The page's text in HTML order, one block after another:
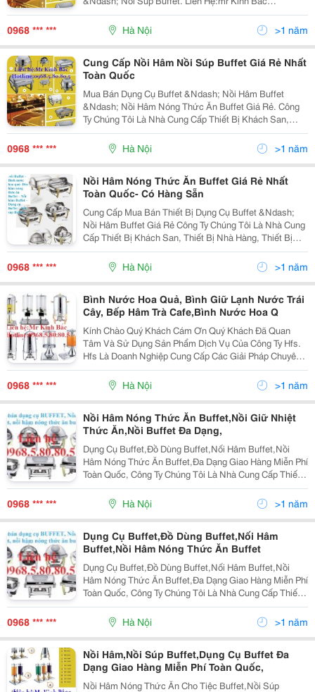
Hotline:0968.5.80.80.5 Skype:kinhbac_Hfs88
Gmail:kinhbac100188@Gmail.com Công Ty Cp Giả
0968 *** *** Hà Nội >1 năm
Cung Cấp Nồi Hâm Nồi Súp Buffet Giá Rẻ Nhất
Toàn Quốc
Mua Bán Dụng Cụ Buffet &Ndash; Nồi Hâm Buffet
&Ndash; Nồi Hâm Nóng Thức Ăn Buffet Giá Rẻ. Công
Ty Chúng Tôi Là Nhà Cung Cấp Thiết Bị Khách San,
Thiết Bị Nhà Hàng, Thiết Bị Dụng Cụ Bếp Thiết Bị Dụng
Cụ Buffet , Thiết Bị Tiền Sảnh, Thiết Bị Buồn
0968 *** *** Hà Nội >1 năm
Nồi Hâm Nóng Thức Ăn Buffet Giá Rẻ Nhất
Toàn Quốc- Có Hàng Sẵn
Cung Cấp Mua Bán Thiết Bị Dụng Cụ Buffet &Ndash;
Nồi Hâm Buffet Giá Rẻ Công Ty Chúng Tôi Là Nhà Cung
Cấp Thiết Bị Khách San, Thiết Bị Nhà Hàng, Thiết Bị
Dụng Cụ Bếp Thiết Bị Dụng Cụ Buffet , Thiết Bị Tiền
Sảnh, Thiết Bị Buồn Phòng, Dụng Cụ Bar...
0968 *** *** Hà Nội >1 năm
Bình Nước Hoa Quả, Bình Giữ Lạnh Nước Trái
Cây, Bếp Hâm Trà Cafe,Bình Nước Hoa Q
Kính Chào Quý Khách Cám Ơn Quý Khách Đã Quan
Tâm Và Sử Dụng Sản Phẩm Dịch Vụ Của Công Ty Hfs.
Hfs Là Doanh Nghiệp Cung Cấp Các Giải Pháp Chuyên
Nghiệp Cho Khách Sạn,Tư Vấn - Thiết Kế - Cung Ứng
&Ndash; Lắp Đặt &Ndash; Đào Tạo Vận Hành - Bảo Trì
0968 *** *** Hà Nội >1 năm
Nồi Hâm Nóng Thức Ăn Buffet,Nồi Giữ Nhiệt
Thức Ăn,Nồi Buffet Đa Dạng,
Dụng Cụ Buffet,Đồ Dùng Buffet,Nối Hâm Buffet,Nồi
Hâm Nóng Thức Ăn Buffet,Đa Dạng Giao Hàng Miễn Phí
Toàn Quốc, Công Ty Chúng Tôi Là Nhà Cung Cấp Thiết
Bị Khách San, Thiết Bị Nhà Hàng, Thiết Bị Dụng Cụ Bếp
Thiết Bị Dụng Cụ Buffet, Thiết Bị Tiền Sản
0968 *** *** Hà Nội >1 năm
Dụng Cụ Buffet,Đồ Dùng Buffet,Nối Hâm
Buffet,Nồi Hâm Nóng Thức Ăn Buffet
Dụng Cụ Buffet,Đồ Dùng Buffet,Nối Hâm Buffet,Nồi
Hâm Nóng Thức Ăn Buffet,Đa Dạng Giao Hàng Miễn Phí
Toàn Quốc, Công Ty Chúng Tôi Là Nhà Cung Cấp Thiết
Bị Khách San, Thiết Bị Nhà Hàng, Thiết Bị Dụng Cụ Bếp
Thiết Bị Dụng Cụ Buffet, Thiết Bị Tiền Sản
0968 *** *** Hà Nội >1 năm
Nồi Hâm,Nồi Súp Buffet,Dụng Cụ Buffet Đa
Dạng Giao Hàng Miễn Phí Toàn Quốc,
Nồi Hâm Nóng Thức Ăn Cho Tiệc Buffet,Nồi Súp